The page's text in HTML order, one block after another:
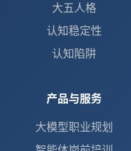
大五人格
认知稳定性
认知陷阱
产品与服务
大模型职业规划